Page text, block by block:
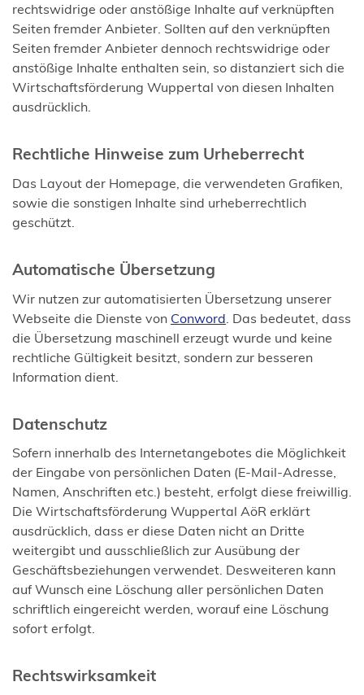
rechtswidrige oder anstößige Inhalte auf verknüpften
Seiten fremder Anbieter. Sollten auf den verknüpften
Seiten fremder Anbieter dennoch rechtswidrige oder
anstößige Inhalte enthalten sein, so distanziert sich die
Wirtschaftsförderung Wuppertal von diesen Inhalten
ausdrücklich.
Rechtliche Hinweise zum Urheberrecht
Das Layout der Homepage, die verwendeten Grafiken,
sowie die sonstigen Inhalte sind urheberrechtlich
geschützt.
Automatische Übersetzung
Wir nutzen zur automatisierten Übersetzung unserer
Webseite die Dienste von Conword
(Öffnet
einem
neuen
. Das bedeutet, dass
die Übersetzung maschinell erzeugt wurde und keine
rechtliche Gültigkeit besitzt, sondern zur besseren
Information dient.
Datenschutz
Sofern innerhalb des Internetangebotes die Möglichkeit
der Eingabe von persönlichen Daten (E-Mail-Adresse,
Namen, Anschriften etc.) besteht, erfolgt diese freiwillig.
Die Wirtschaftsförderung Wuppertal AöR erklärt
ausdrücklich, dass er diese Daten nicht an Dritte
weitergibt und ausschließlich zur Ausübung der
Geschäftsbeziehungen verwendet. Desweiteren kann
auf Wunsch eine Löschung aller persönlichen Daten
schriftlich eingereicht werden, worauf eine Löschung
sofort erfolgt.
Rechtswirksamkeit